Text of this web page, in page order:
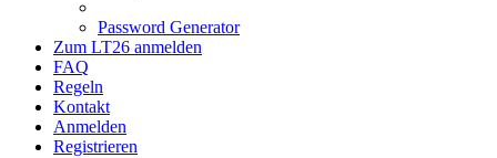
Password Generator
Zum LT26 anmelden
FAQ
Regeln
Kontakt
Anmelden
Registrieren